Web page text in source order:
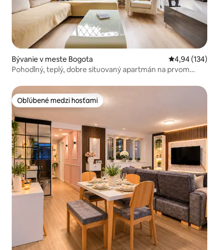
Bývanie v meste Bogota Priemerné
4,94 (134)
Pohodlný, teplý, dobre situovaný apartmán na prvom
Obľúbené medzi hosťami
Obľúbené medzi hosťami